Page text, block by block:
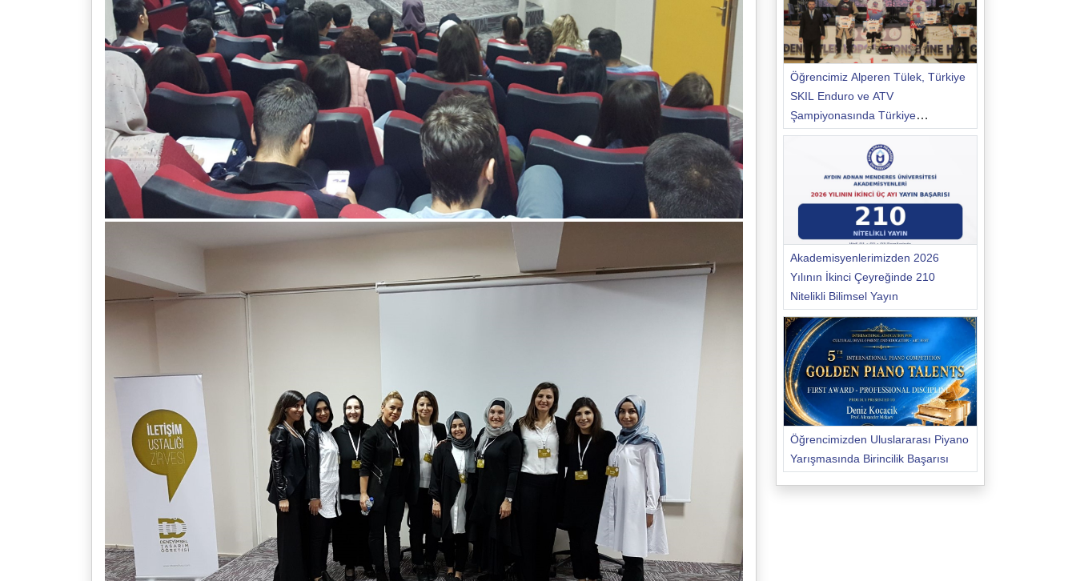
Öğrencimiz Alperen Tülek, Türkiye
SKIL Enduro ve ATV
Şampiyonasında Türkiye
Şampiyonu Oldu
Akademisyenlerimizden 2026
Yılının İkinci Çeyreğinde 210
Nitelikli Bilimsel Yayın
Öğrencimizden Uluslararası Piyano
Yarışmasında Birincilik Başarısı